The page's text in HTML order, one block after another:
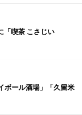
「喫茶 こさじい
ボール酒場」「久留米